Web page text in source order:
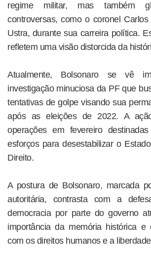
regime militar, mas também
controversas, como o coronel Carlos
Ustra, durante sua carreira política.
refletem uma visão distorcida da
Atualmente, Bolsonaro se vê
investigação minuciosa da PF que
tentativas de golpe visando sua
após as eleições de 2022. A
operações em fevereiro
esforços para desestabilizar o
Direito.
A postura de Bolsonaro, marcada
autoritária, contrasta com a
democracia por parte do governo
importância da memória histórica e
com os direitos humanos e a